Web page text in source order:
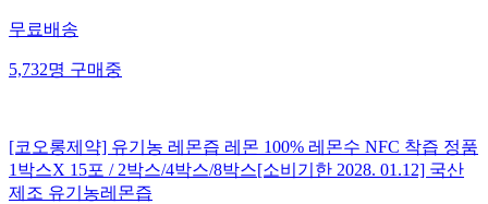
무료배송
5,732명 구매중
[코오롱제약] 유기농 레몬즙 레몬 100% 레몬수 NFC 착즙 정품
1박스X 15포 / 2박스/4박스/8박스[소비기한 2028. 01.12] 국산
제조 유기농레몬즙